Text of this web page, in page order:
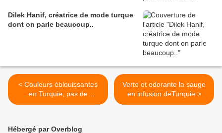
Dilek Hanif, créatrice de mode turque
dont on parle beaucoup..
< Couleurs éblouissantes
en Turquie, pas de
panique!!
Verte et odorante la sauge
en infusion deTurquie >
Hébergé par Overblog